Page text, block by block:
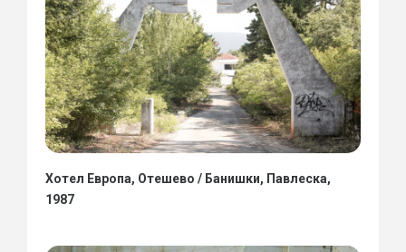
Хотел Европа, Отешево / Банишки, Павлеска,
1987